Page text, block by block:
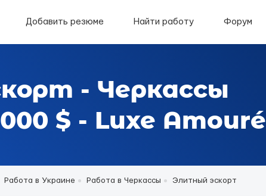
Добавить резюме Найти работу Форум
- Черкассы
$ - Luxe Amouré
Работа в Украине Работа в Черкассы Элитный эскорт